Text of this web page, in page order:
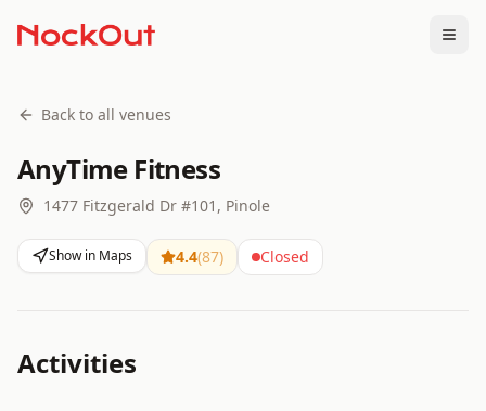
Back to all venues
AnyTime Fitness
1477 Fitzgerald Dr #101, Pinole
Show in Maps 4.4(87) Closed
Activities